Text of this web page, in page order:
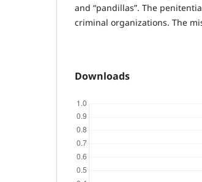
and “pandillas”. The
criminal organizations. The
Downloads